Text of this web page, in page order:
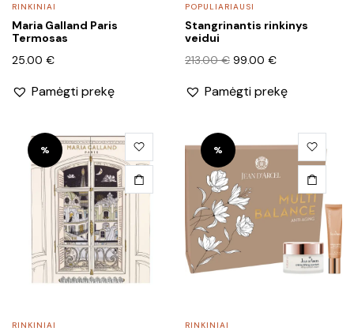
RINKINIAI
Maria Galland Paris
Termosas
25.00 €
Pamėgti prekę
POPULIARIAUSI
Stangrinantis rinkinys
veidui
213.00€ Original
was:
99.00 €Current
is:
Pamėgti prekę
%
RINKINIAI
%
RINKINIAI